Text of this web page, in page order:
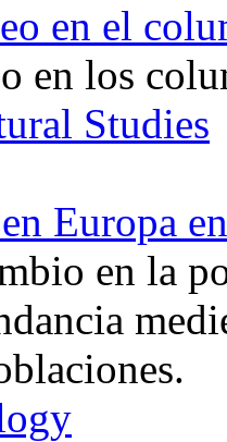
en el
en los
Studies
Europa
en la